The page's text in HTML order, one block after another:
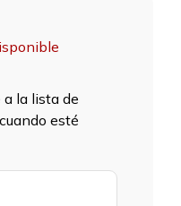
a la lista de
esté